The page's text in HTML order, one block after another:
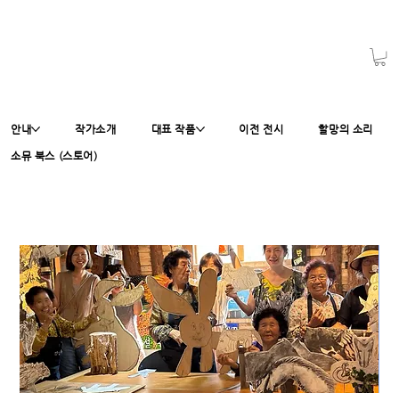
안내 작가소개 대표 작품 이전 전시 할망의 소리
소뮤 북스 (스토어)